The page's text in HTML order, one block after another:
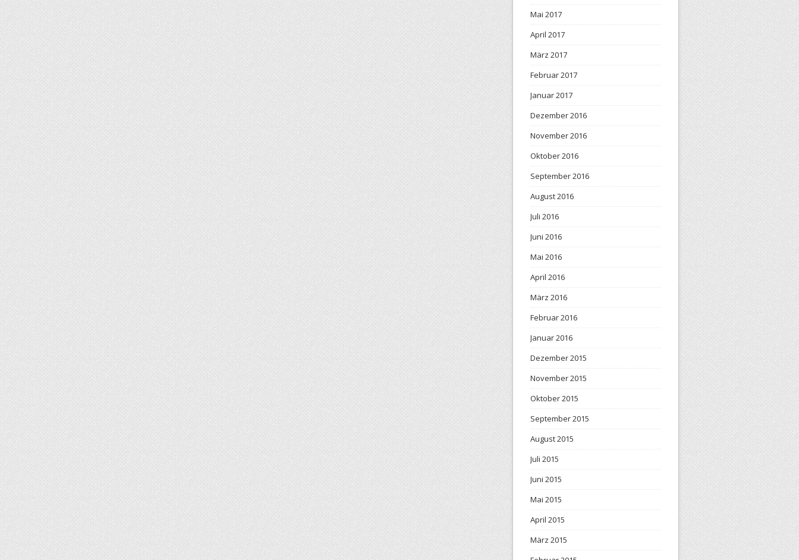
Mai 2017
April 2017
März 2017
Februar 2017
Januar 2017
Dezember 2016
November 2016
Oktober 2016
September 2016
August 2016
Juli 2016
Juni 2016
Mai 2016
April 2016
März 2016
Februar 2016
Januar 2016
Dezember 2015
November 2015
Oktober 2015
September 2015
August 2015
Juli 2015
Juni 2015
Mai 2015
April 2015
März 2015